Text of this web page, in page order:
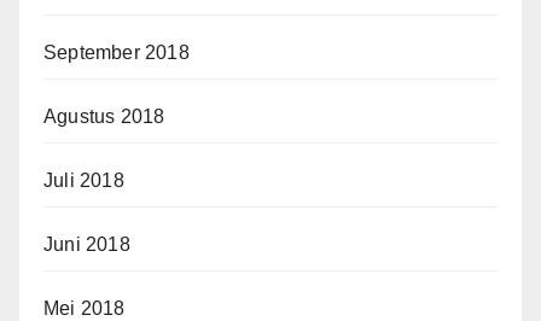
September 2018
Agustus 2018
Juli 2018
Juni 2018
Mei 2018